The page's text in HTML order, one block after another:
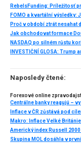
RebelsFunding: Príležitosť
FOMO a kvartální výsledky:
Proč v období ztrát nesahat
Naposledy čtené:
Forexové online
Makro: Inflace Velké
Americký index Russell